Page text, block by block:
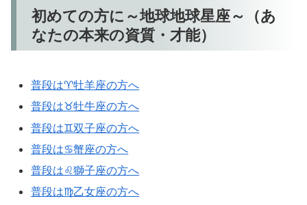
初めての方に～地球地球星座～（あ
なたの本来の資質・才能）
普段は♈牡羊座の方へ
普段は♉牡牛座の方へ
普段は♊双子座の方へ
普段は♋蟹座の方へ
普段は♌獅子座の方へ
普段は♍乙女座の方へ